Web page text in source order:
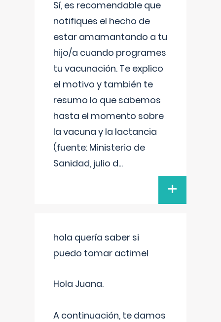
Sí, es recomendable que
notifiques el hecho de
estar amamantando a tu
hijo/a cuando programes
tu vacunación. Te explico
el motivo y también te
resumo lo que sabemos
hasta el momento sobre
la vacuna y la lactancia
(fuente: Ministerio de
Sanidad, julio d...
+
hola quería saber si
puedo tomar actimel
Hola Juana.
A continuación, te damos